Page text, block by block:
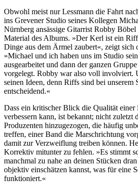
Obwohl meist nur Lessmann die Fahrt
ins Grevener Studio seines Kollegen
Nürnberg ansässige Gitarrist Robby
Material des Albums. »Der Kerl ist ein
Dinge aus dem Ärmel zaubert«, zeigt sich
»Michael und ich haben uns im Studio
ausgearbeitet und dann der ganzen
vorgelegt. Robby war also voll involviert.
seinen Ideen, denn Riffs sind bei unserem
entscheidend.«
Dass ein kritischer Blick die Qualität einer
verbessern kann, ist bekannt; nicht zuletzt
Produzenten hinzugezogen, die häufig
treffen, einer Band die Marschrichtung
damit zur Verzweiflung treiben können.
Korrektiv mitunter zu fehlen. »Es stimmt
manchmal zu nahe an deinen Stücken
objektiv einschätzen kannst, was für eine
funktioniert.«